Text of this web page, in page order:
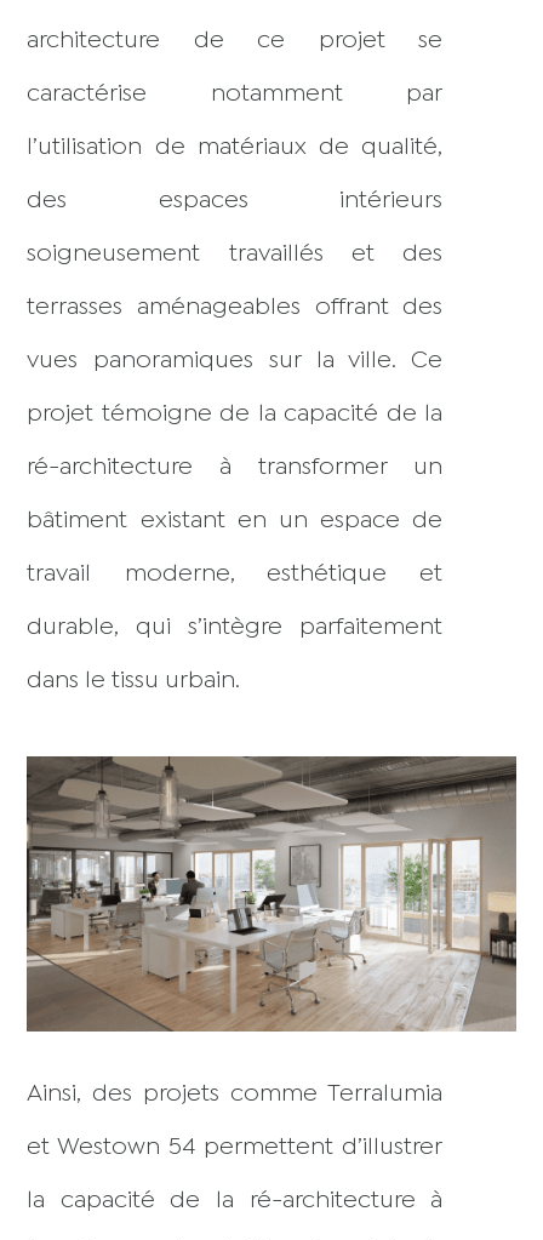
architecture de ce projet se
caractérise notamment par
l’utilisation de matériaux de qualité,
des espaces intérieurs
soigneusement travaillés et des
terrasses aménageables offrant des
vues panoramiques sur la ville. Ce
projet témoigne de la capacité de la
ré-architecture à transformer un
bâtiment existant en un espace de
travail moderne, esthétique et
durable, qui s’intègre parfaitement
dans le tissu urbain.
Ainsi, des projets comme Terralumia
et Westown 54 permettent d’illustrer
la capacité de la ré-architecture à